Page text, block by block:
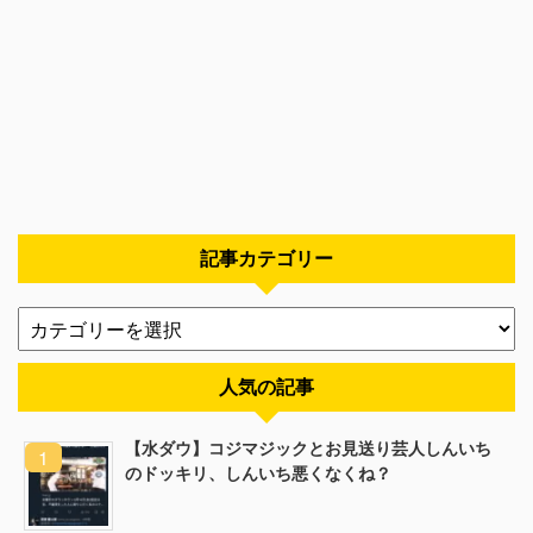
記事カテゴリー
人気の記事
【水ダウ】コジマジックとお見送り芸人しんいち
のドッキリ、しんいち悪くなくね？